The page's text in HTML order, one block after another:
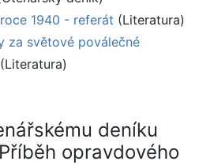
1940 - referát (Literatura)
za světové poválečné
(Literatura)
deníku
opravdového